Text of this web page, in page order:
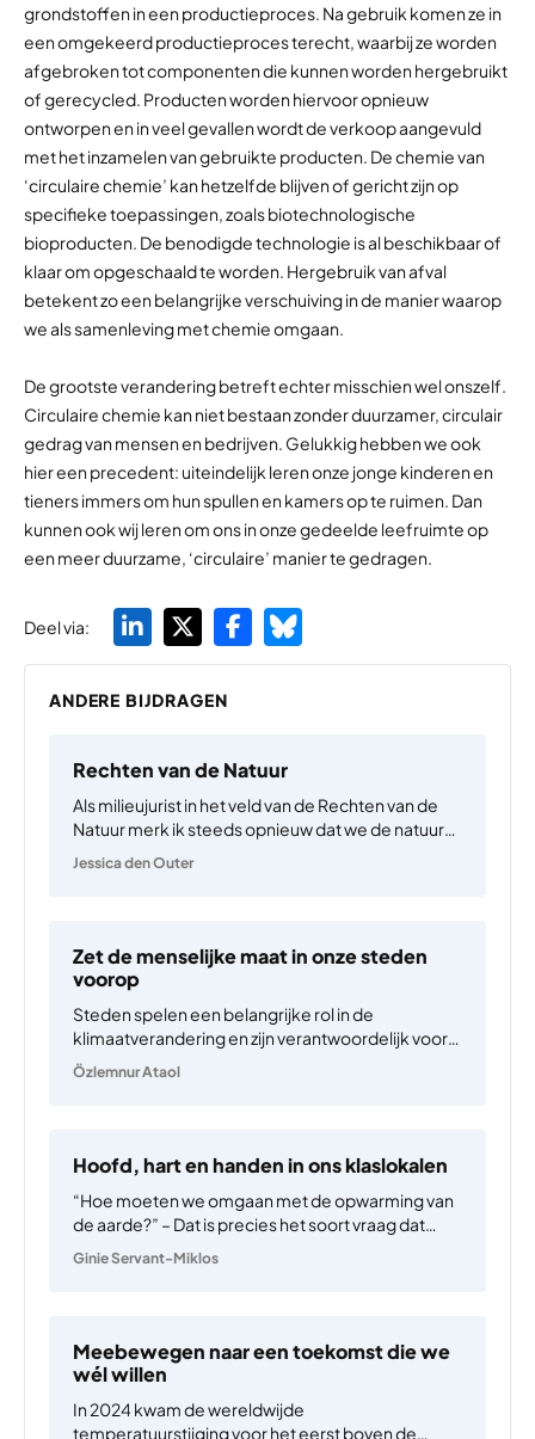
grondstoffen in een productieproces. Na gebruik komen ze in
een omgekeerd productieproces terecht, waarbij ze worden
afgebroken tot componenten die kunnen worden hergebruikt
of gerecycled. Producten worden hiervoor opnieuw
ontworpen en in veel gevallen wordt de verkoop aangevuld
met het inzamelen van gebruikte producten. De chemie van
‘circulaire chemie’ kan hetzelfde blijven of gericht zijn op
specifieke toepassingen, zoals biotechnologische
bioproducten. De benodigde technologie is al beschikbaar of
klaar om opgeschaald te worden. Hergebruik van afval
betekent zo een belangrijke verschuiving in de manier waarop
we als samenleving met chemie omgaan.
De grootste verandering betreft echter misschien wel onszelf.
Circulaire chemie kan niet bestaan zonder duurzamer, circulair
gedrag van mensen en bedrijven. Gelukkig hebben we ook
hier een precedent: uiteindelijk leren onze jonge kinderen en
tieners immers om hun spullen en kamers op te ruimen. Dan
kunnen ook wij leren om ons in onze gedeelde leefruimte op
een meer duurzame, ‘circulaire’ manier te gedragen.
Deel via:
ANDERE BIJDRAGEN
Rechten van de Natuur
Als milieujurist in het veld van de Rechten van de
Natuur merk ik steeds opnieuw dat we de natuur-
en klimaatcrisis vaak proberen te benaderen met
Jessica den Outer
Zet de menselijke maat in onze steden
voorop
Steden spelen een belangrijke rol in de
klimaatverandering en zijn verantwoordelijk voor
70% van de wereldwijde uitstoot van
uitstoot en de vorming van stedelijke hitte-
eilanden…
Özlemnur Ataol
Hoofd, hart en handen in ons klaslokalen
“Hoe moeten we omgaan met de opwarming van
de aarde?” – Dat is precies het soort vraag dat
jonge mensen verlamt. Het triggert eco-angst,
Ginie Servant-Miklos
Meebewegen naar een toekomst die we
wél willen
In 2024 kwam de wereldwijde
temperatuurstijging voor het eerst boven de